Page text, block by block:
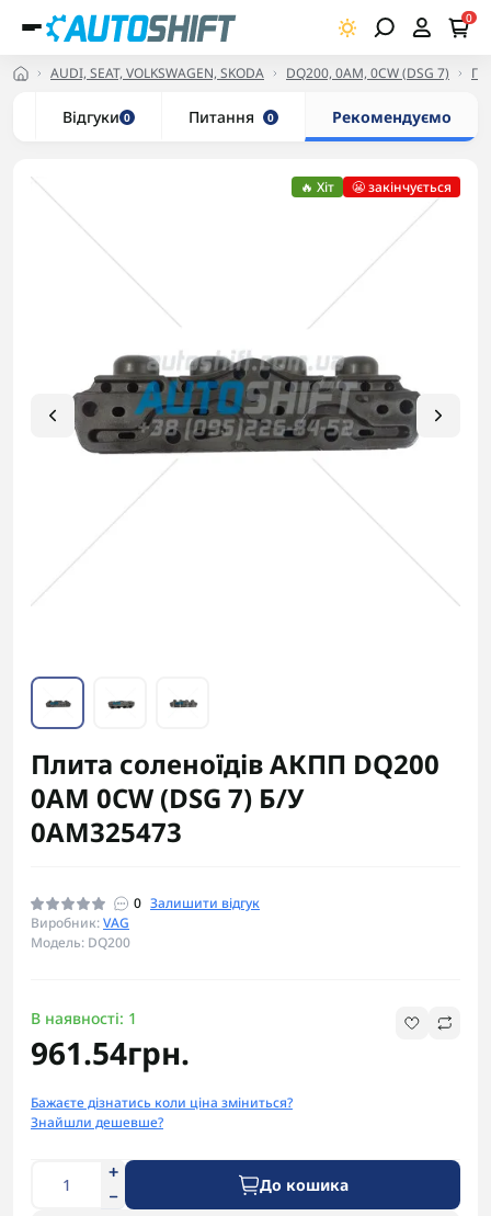
0
AUDI, SEAT, VOLKSWAGEN, SKODA DQ200, 0AM, 0CW (DSG 7)
Відгуки 0 Питання 0 Рекомендуємо
🔥 Хіт 😬 закінчується
Плита соленоїдів АКПП DQ200
0AM 0CW (DSG 7) Б/У
0AM325473
0 Залишити відгук
Виробник:VAG
Модель: DQ200
В наявності: 1
961.54грн.
Бажаєте дізнатись коли ціна зміниться?
Знайшли дешевше?
До кошика